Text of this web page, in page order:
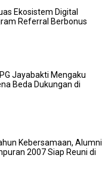
Ekosistem Digital
Referral Berbonus
Jayabakti Mengaku
Beda Dukungan di
Kebersamaan, Alumni
2007 Siap Reuni di